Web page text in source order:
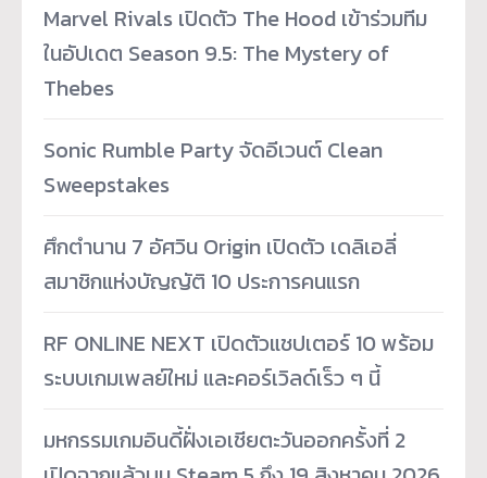
Marvel Rivals เปิดตัว The Hood เข้าร่วมทีม
ในอัปเดต Season 9.5: The Mystery of
Thebes
Sonic Rumble Party จัดอีเวนต์ Clean
Sweepstakes
ศึกตำนาน 7 อัศวิน Origin เปิดตัว เดลิเอลี่
สมาชิกแห่งบัญญัติ 10 ประการคนแรก
RF ONLINE NEXT เปิดตัวแชปเตอร์ 10 พร้อม
ระบบเกมเพลย์ใหม่ และคอร์เวิลด์เร็ว ๆ นี้
มหกรรมเกมอินดี้ฝั่งเอเชียตะวันออกครั้งที่ 2